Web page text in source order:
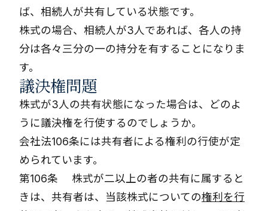
ば、相続人が共有している状態です。
株式の場合、相続人が3人であれば、各人の持
分は各々三分の一の持分を有することになりま
す。
議決権問題
株式が3人の共有状態になった場合は、どのよ
うに議決権を行使するのでしょうか。
会社法106条には共有者による権利の行使が定
められています。
第106条 株式が二以上の者の共有に属すると
きは、共有者は、当該株式についての権利を行